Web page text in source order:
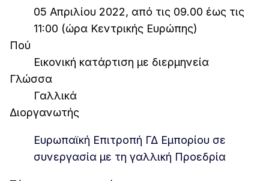
05 Απριλίου 2022, από τις 09.00 έως τις
11:00 (ώρα Κεντρικής Ευρώπης)
Πού
Εικονική κατάρτιση με διερμηνεία
Γλώσσα
Γαλλικά
Διοργανωτής
Ευρωπαϊκή Επιτροπή ΓΔ Εμπορίου σε
συνεργασία με τη γαλλική Προεδρία